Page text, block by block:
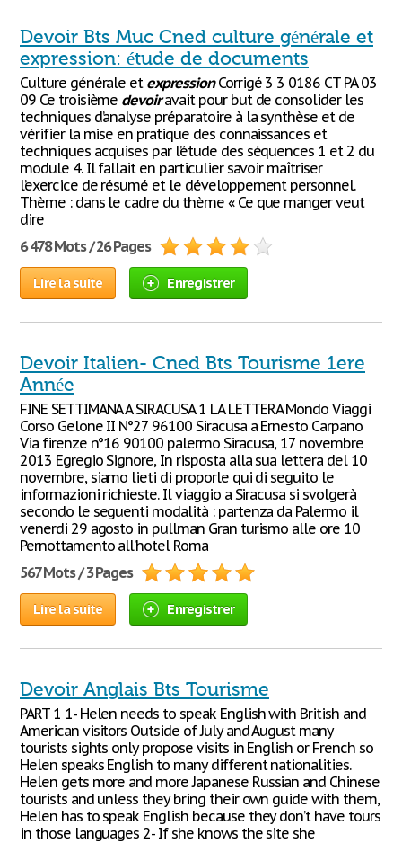
Devoir Bts Muc Cned culture générale et
expression: étude de documents
Culture générale et expressionCorrigé 3 3 0186 CT PA 03
09 Ce troisième devoiravait pour but de consolider les
techniques d’analyse préparatoire à la synthèse et de
vérifier la mise en pratique des connaissances et
techniques acquises par l’étude des séquences 1 et 2 du
module 4. Il fallait en particulier savoir maîtriser
l’exercice de résumé et le développement personnel.
Thème : dans le cadre du thème « Ce que manger veut
dire
6 478 Mots / 26 Pages
Lire la suite Enregistrer
Devoir Italien- Cned Bts Tourisme 1ere
Année
FINE SETTIMANA A SIRACUSA 1 LA LETTERA Mondo Viaggi
Corso Gelone II N°27 96100 Siracusa a Ernesto Carpano
Via firenze n°16 90100 palermo Siracusa, 17 novembre
2013 Egregio Signore, In risposta alla sua lettera del 10
novembre, siamo lieti di proporle qui di seguito le
informazioni richieste. Il viaggio a Siracusa si svolgerà
secondo le seguenti modalità : partenza da Palermo il
venerdi 29 agosto in pullman Gran turismo alle ore 10
Pernottamento all’hotel Roma
567 Mots / 3 Pages
Lire la suite Enregistrer
Devoir Anglais Bts Tourisme
PART 1 1- Helen needs to speak English with British and
American visitors Outside of July and August many
tourists sights only propose visits in English or French so
Helen speaks English to many different nationalities.
Helen gets more and more Japanese Russian and Chinese
tourists and unless they bring their own guide with them,
Helen has to speak English because they don’t have tours
in those languages 2- If she knows the site she